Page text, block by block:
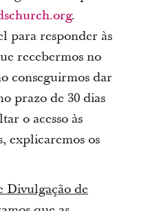
.
para responder às
recebermos no
conseguirmos dar
prazo de 30 dias
o acesso às
explicaremos os
Divulgação de